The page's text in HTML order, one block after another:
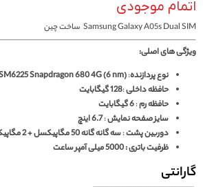
اتمام موجودی
Samsung Galaxy A05s Dual SIM ساخت چین
ویژگی های اصلی:
نوع پردازنده:
Snapdragon 680 4G (6 nm)
حافظه داخلی:128 گیگابایت
حافظه رم:
سایز صفحه نمایش:6.7 اینچ
دوربین پشت:سه گانه گانه 50 مگاپیکسل + 2 مگاپیکسل + 2 مگاپیکسل
ظرفیت باتری : 5000 میلی آمپر ساعت
گارانتی